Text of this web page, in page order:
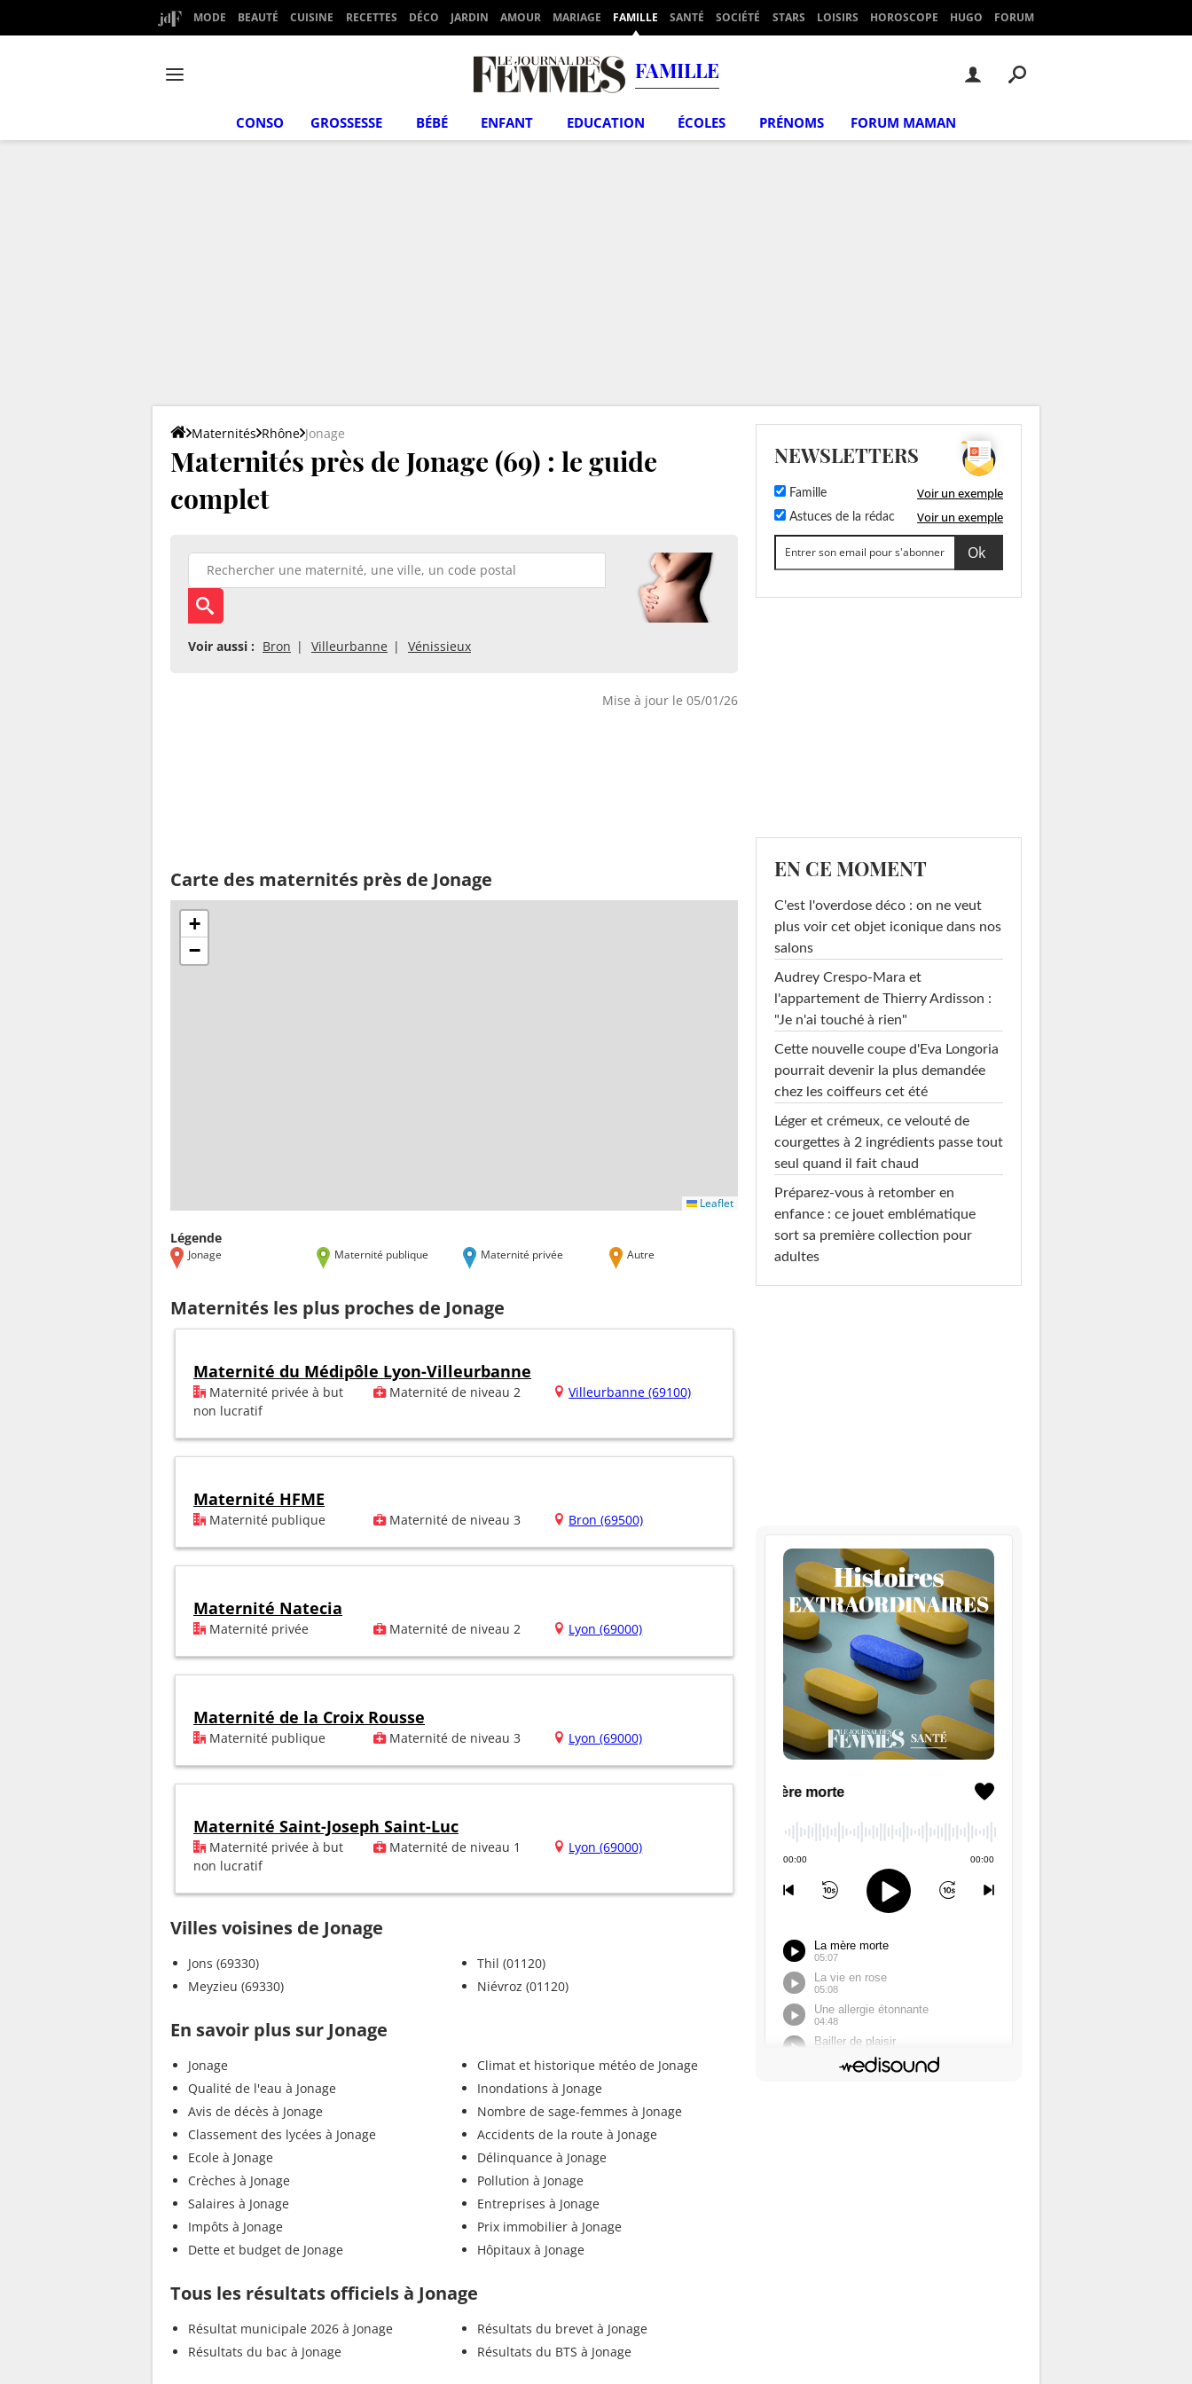
MODE BEAUTÉ CUISINE RECETTES DÉCO JARDIN AMOUR MARIAGE FAMILLE SANTÉ SOCIÉTÉ STARS LOISIRS HOROSCOPE HUGO FORUM
FAMILLE
CONSO GROSSESSE BÉBÉ ENFANT EDUCATION ÉCOLES PRÉNOMS FORUM MAMAN
Maternités Rhône Jonage
Maternités près de Jonage (69) : le guide
complet
Voir aussi : Bron Villeurbanne Vénissieux
Mise à jour le 05/01/26
Carte des maternités près de Jonage
+
−
Leaflet
Légende
Jonage Maternité publique Maternité privée Autre
Maternités les plus proches de Jonage
Maternité du Médipôle Lyon-Villeurbanne
Maternité privée à but
non lucratif
Maternité de niveau 2 Villeurbanne (69100)
Maternité HFME
Maternité publique Maternité de niveau 3 Bron (69500)
Maternité Natecia
Maternité privée Maternité de niveau 2 Lyon (69000)
Maternité de la Croix Rousse
Maternité publique Maternité de niveau 3 Lyon (69000)
Maternité Saint-Joseph Saint-Luc
Maternité privée à but
non lucratif
Maternité de niveau 1 Lyon (69000)
Villes voisines de Jonage
Jons (69330)
Meyzieu (69330)
Thil (01120)
Niévroz (01120)
En savoir plus sur Jonage
Jonage
Qualité de l'eau à Jonage
Avis de décès à Jonage
Classement des lycées à Jonage
Ecole à Jonage
Crèches à Jonage
Salaires à Jonage
Impôts à Jonage
Dette et budget de Jonage
Climat et historique météo de Jonage
Inondations à Jonage
Nombre de sage-femmes à Jonage
Accidents de la route à Jonage
Délinquance à Jonage
Pollution à Jonage
Entreprises à Jonage
Prix immobilier à Jonage
Hôpitaux à Jonage
Tous les résultats officiels à Jonage
Résultat municipale 2026 à Jonage
Résultats du bac à Jonage
Résultats du brevet à Jonage
Résultats du BTS à Jonage
NEWSLETTERS
Famille Voir un exemple
Astuces de la rédac Voir un exemple
EN CE MOMENT
C'est l'overdose déco : on ne veut
plus voir cet objet iconique dans nos
salons
Audrey Crespo-Mara et
l'appartement de Thierry Ardisson :
"Je n'ai touché à rien"
Cette nouvelle coupe d'Eva Longoria
pourrait devenir la plus demandée
chez les coiffeurs cet été
Léger et crémeux, ce velouté de
courgettes à 2 ingrédients passe tout
seul quand il fait chaud
Préparez-vous à retomber en
enfance : ce jouet emblématique
sort sa première collection pour
adultes